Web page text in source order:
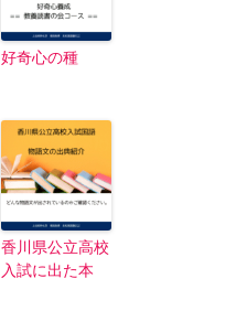
好奇心の種
香川県公立高校
入試に出た本